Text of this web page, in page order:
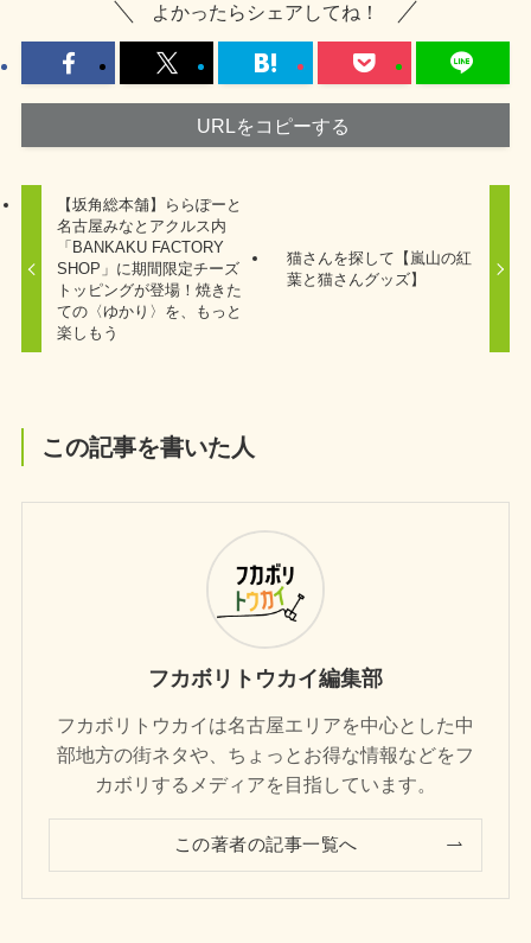
よかったらシェアしてね！
URLをコピーする
【坂角総本舗】ららぽーと
名古屋みなとアクルス内
「BANKAKU FACTORY
SHOP」に期間限定チーズ
トッピングが登場！焼きた
ての〈ゆかり〉を、もっと
楽しもう
猫さんを探して【嵐山の紅
葉と猫さんグッズ】
この記事を書いた人
フカボリトウカイ編集部
フカボリトウカイは名古屋エリアを中心とした中
部地方の街ネタや、ちょっとお得な情報などをフ
カボリするメディアを目指しています。
この著者の記事一覧へ